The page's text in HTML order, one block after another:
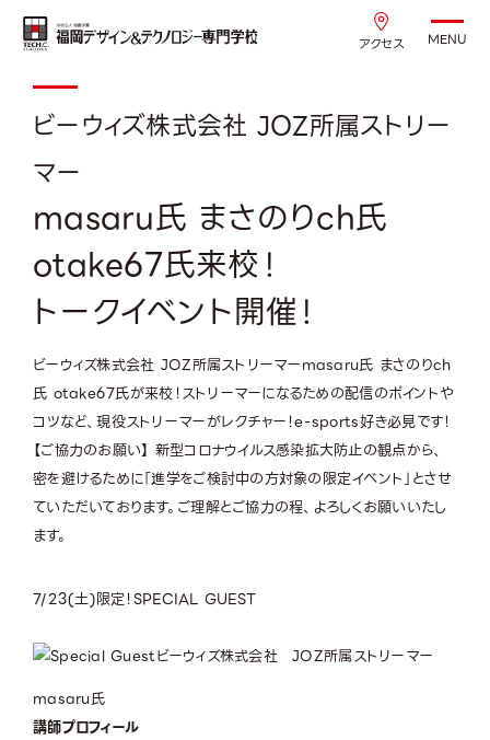
アクセス MENU
ビーウィズ株式会社 JOZ所属ストリー
マー
masaru氏 まさのりch氏
otake67氏来校！
トークイベント開催！
ビーウィズ株式会社 JOZ所属ストリーマーmasaru氏 まさのりch
氏 otake67氏が来校！ストリーマーになるための配信のポイントや
コツなど、現役ストリーマーがレクチャー！e-sports好き必見です！
【ご協力のお願い】 新型コロナウイルス感染拡大防止の観点から、
密を避けるために「進学をご検討中の方対象の限定イベント」とさせ
ていただいております。ご理解とご協力の程、よろしくお願いいたし
ます。
7/23(土)限定！SPECIAL GUEST
ビーウィズ株式会社 JOZ所属ストリーマー
masaru氏
講師プロフィール